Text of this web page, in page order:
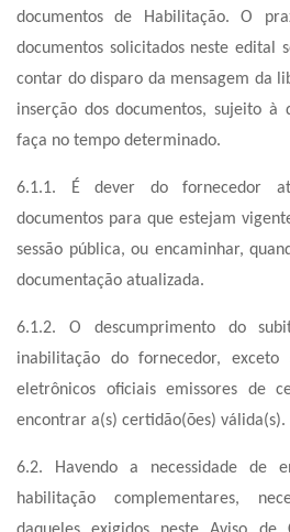
documentos de Habilitação. O
documentos solicitados neste edital
contar do disparo da mensagem da
inserção dos documentos, sujeito à
faça no tempo determinado.
6.1.1. É dever do fornecedor
documentos para que estejam
sessão pública, ou encaminhar,
documentação atualizada.
6.1.2. O descumprimento do
inabilitação do fornecedor,
eletrônicos oficiais emissores de
encontrar a(s) certidão(ões) válida(s).
6.2. Havendo a necessidade de
habilitação complementares,